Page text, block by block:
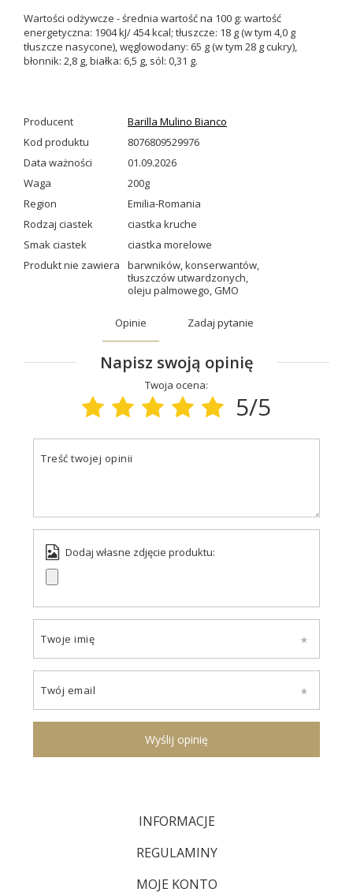
Wartości odżywcze - średnia wartość na 100 g: wartość
energetyczna: 1904 kJ/ 454 kcal; tłuszcze: 18 g (w tym 4,0 g
tłuszcze nasycone), węglowodany: 65 g (w tym 28 g cukry),
błonnik: 2,8 g, białka: 6,5 g, sól: 0,31 g.
Producent
Barilla Mulino Bianco
Kod produktu
8076809529976
Data ważności
01.09.2026
Waga
200g
Region
Emilia-Romania
Rodzaj ciastek
ciastka kruche
Smak ciastek
ciastka morelowe
Produkt nie zawiera
barwników,konserwantów,
tłuszczów utwardzonych,
oleju palmowego,GMO
Opinie Zadaj pytanie
Napisz swoją opinię
Twoja ocena:
5/5
Treść twojej opinii
Dodaj własne zdjęcie produktu:
Twoje imię
Twój email
Wyślij opinię
INFORMACJE
REGULAMINY
MOJE KONTO